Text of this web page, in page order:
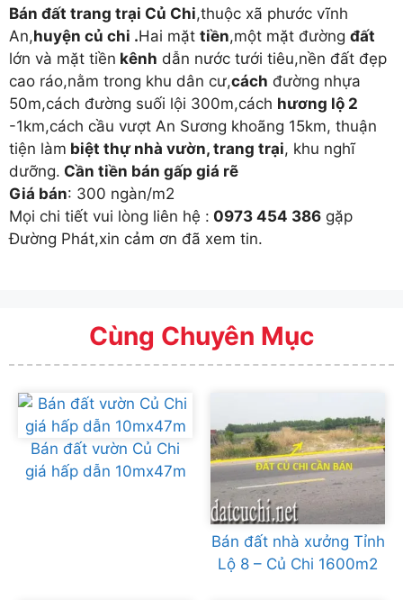
Bán đất trang trại Củ Chi,thuộc xã phước vĩnh
An,huyện củ chi .Hai mặt tiền,một mặt đường đất
lớn và mặt tiền kênh dẫn nước tưới tiêu,nền đất đẹp
cao ráo,nằm trong khu dân cư,cách đường nhựa
50m,cách đường suối lội 300m,cách hương lộ 2
-1km,cách cầu vượt An Sương khoãng 15km, thuận
tiện làm biệt thự nhà vườn, trang trại, khu nghĩ
dưỡng. Cần tiền bán gấp giá rẽ
Giá bán: 300 ngàn/m2
Mọi chi tiết vui lòng liên hệ : 0973 454 386 gặp
Đường Phát,xin cảm ơn đã xem tin.
Cùng Chuyên Mục
Bán đất vườn Củ Chi
giá hấp dẫn 10mx47m
Bán đất nhà xưởng Tỉnh
Lộ 8 – Củ Chi 1600m2